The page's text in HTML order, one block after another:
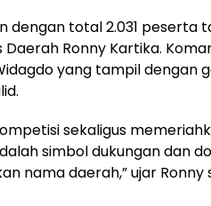
dengan total 2.031 peserta
Ronny Kartika.
yang tampil dengan
sekaligus
simbol dukungan dan
nama daerah,” ujar